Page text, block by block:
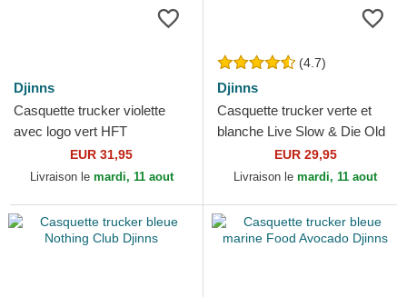
Djinns
Casquette trucker violette
avec logo vert HFT
OxfordContra Djinns
EUR 31,95
Livraison le mardi, 11 aout
(4.7)
Djinns
Casquette trucker verte et
blanche Live Slow & Die Old
HFT LSDO Djinns
EUR 29,95
Livraison le mardi, 11 aout